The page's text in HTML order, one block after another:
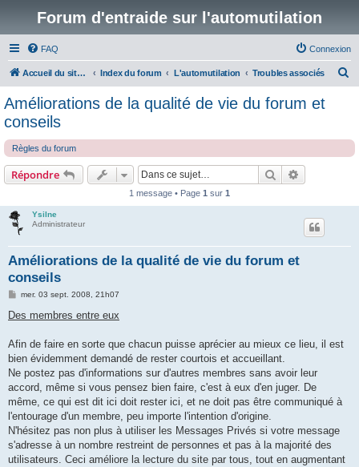
Forum d'entraide sur l'automutilation
FAQ Connexion
Accueil du site www.automutilations.info Index du forum L'automutilation Troubles associés
h
r
Améliorations de la qualité de vie du forum et
conseils
Règles du forum
Répondre Rechercher
1 message • Page 1 sur 1
Ysilne
Administrateur
Améliorations de la qualité de vie du forum et
conseils
M
s
s
g
mer. 03 sept. 2008, 21h07
Des membres entre eux
Afin de faire en sorte que chacun puisse aprécier au mieux ce lieu, il est
bien évidemment demandé de rester courtois et accueillant.
Ne postez pas d'informations sur d'autres membres sans avoir leur
accord, même si vous pensez bien faire, c'est à eux d'en juger. De
même, ce qui est dit ici doit rester ici, et ne doit pas être communiqué à
l'entourage d'un membre, peu importe l'intention d'origine.
N'hésitez pas non plus à utiliser les Messages Privés si votre message
s'adresse à un nombre restreint de personnes et pas à la majorité des
utilisateurs. Ceci améliore la lecture du site par tous, tout en augmentant